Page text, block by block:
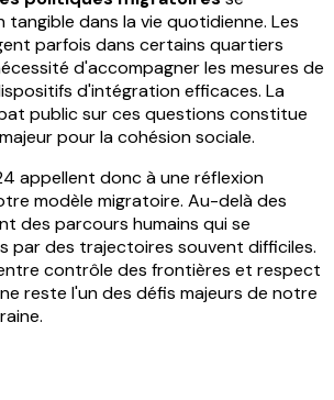
dans la vie quotidienne. Les
parfois dans certains quartiers
d'accompagner les mesures de
d'intégration efficaces. La
public sur ces questions constitue
pour la cohésion sociale.
appellent donc à une réflexion
modèle migratoire. Au-delà des
des parcours humains qui se
par des trajectoires souvent difficiles.
contrôle des frontières et respect
reste l'un des défis majeurs de notre